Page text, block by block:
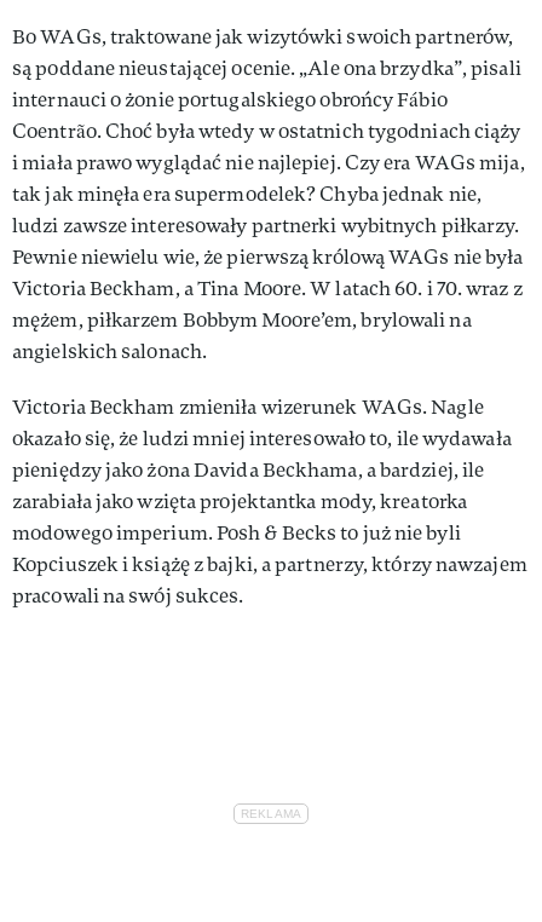
Bo WAGs, traktowane jak wizytówki swoich partnerów,
są poddane nieustającej ocenie. „Ale ona brzydka”, pisali
internauci o żonie portugalskiego obrońcy Fábio
Coentrão. Choć była wtedy w ostatnich tygodniach ciąży
i miała prawo wyglądać nie najlepiej. Czy era WAGs mija,
tak jak minęła era supermodelek? Chyba jednak nie,
ludzi zawsze interesowały partnerki wybitnych piłkarzy.
Pewnie niewielu wie, że pierwszą królową WAGs nie była
Victoria Beckham, a Tina Moore. W latach 60. i 70. wraz z
mężem, piłkarzem Bobbym Moore’em, brylowali na
angielskich salonach.
Victoria Beckham zmieniła wizerunek WAGs. Nagle
okazało się, że ludzi mniej interesowało to, ile wydawała
pieniędzy jako żona Davida Beckhama, a bardziej, ile
zarabiała jako wzięta projektantka mody, kreatorka
modowego imperium. Posh & Becks to już nie byli
Kopciuszek i książę z bajki, a partnerzy, którzy nawzajem
pracowali na swój sukces.